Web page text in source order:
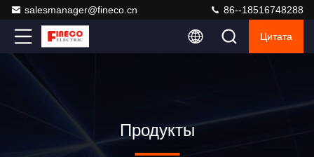
salesmanager@fineco.cn 86--18516748288
Цитата
Продукты